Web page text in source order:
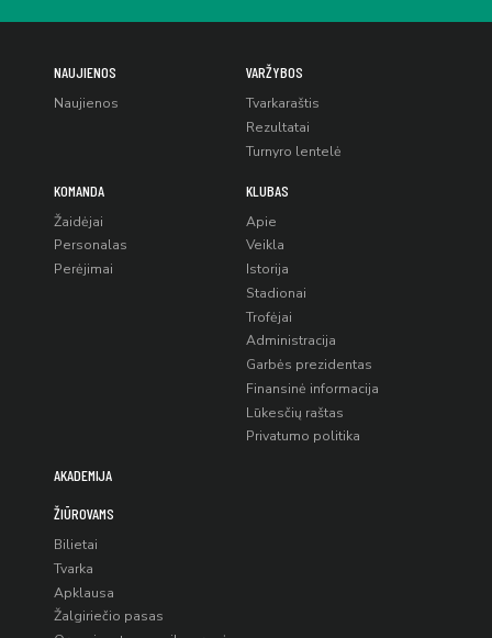
NAUJIENOS
Naujienos
VARŽYBOS
Tvarkaraštis
Rezultatai
Turnyro lentelė
KOMANDA
Žaidėjai
Personalas
Perėjimai
KLUBAS
Apie
Veikla
Istorija
Stadionai
Trofėjai
Administracija
Garbės prezidentas
Finansinė informacija
Lūkesčių raštas
Privatumo politika
AKADEMIJA
ŽIŪROVAMS
Bilietai
Tvarka
Apklausa
Žalgiriečio pasas